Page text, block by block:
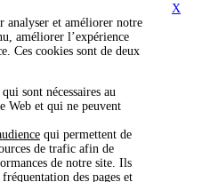
X
analyser et améliorer notre
améliorer l’expérience
Ces cookies sont de deux
qui sont nécessaires au
Web et qui ne peuvent
qui permettent de
de trafic afin de
de notre site. Ils
des pages et